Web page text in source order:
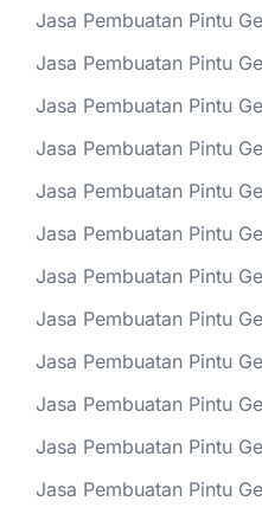
Jasa Pembuatan Pintu
Jasa Pembuatan Pintu
Jasa Pembuatan Pintu
Jasa Pembuatan Pintu
Jasa Pembuatan Pintu
Jasa Pembuatan Pintu
Jasa Pembuatan Pintu
Jasa Pembuatan Pintu
Jasa Pembuatan Pintu
Jasa Pembuatan Pintu
Jasa Pembuatan Pintu
Jasa Pembuatan Pintu